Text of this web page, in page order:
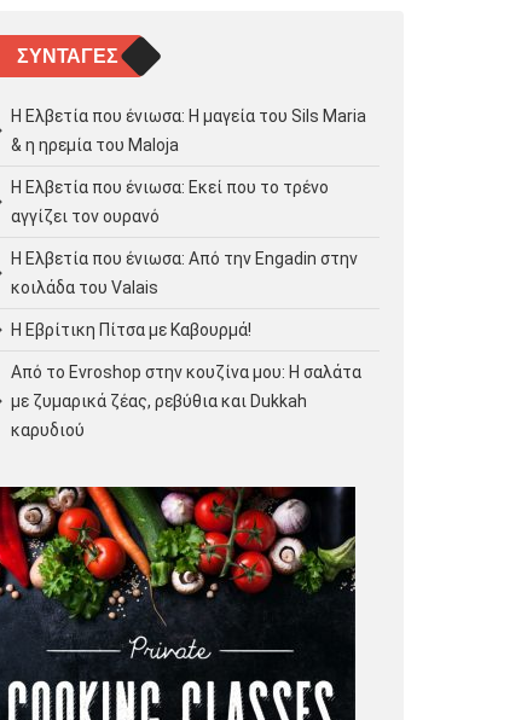
ΣΥΝΤΑΓΈΣ
Η Ελβετία που ένιωσα: Η μαγεία του Sils Maria
& η ηρεμία του Maloja
Η Ελβετία που ένιωσα: Εκεί που το τρένο
αγγίζει τον ουρανό
Η Ελβετία που ένιωσα: Από την Engadin στην
κοιλάδα του Valais
Η Εβρίτικη Πίτσα με Καβουρμά!
Από το Evroshop στην κουζίνα μου: Η σαλάτα
με ζυμαρικά ζέας, ρεβύθια και Dukkah
καρυδιού